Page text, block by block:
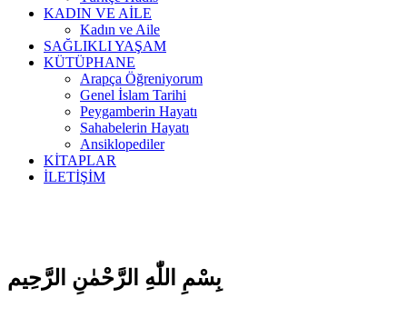
KADIN VE AİLE
Kadın ve Aile
SAĞLIKLI YAŞAM
KÜTÜPHANE
Arapça Öğreniyorum
Genel İslam Tarihi
Peygamberin Hayatı
Sahabelerin Hayatı
Ansiklopediler
KİTAPLAR
İLETİŞİM
بِسْمِ اللّٰهِ الرَّحْمٰنِ الرَّحِيم